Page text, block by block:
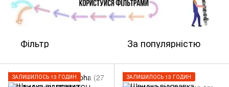
Фільтр За популярністю
ЗАЛИШИЛОСЬ 13 ГОДИН ЗАЛИШИЛОСЬ 13 ГОДИН